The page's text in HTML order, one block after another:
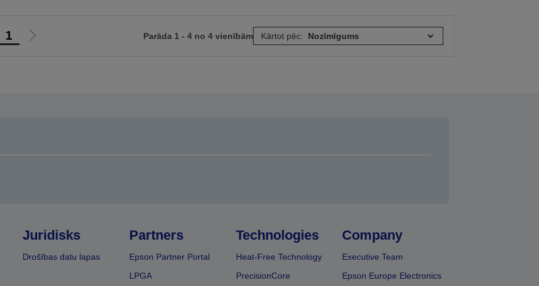
1
Iet
Parāda 1 - 4 no 4 vienībām Kārtot pēc:
Juridisks
Drošības datu lapas
Partners
Epson Partner Portal
LPGA
Technologies
Heat-Free Technology
PrecisionCore
Company
Executive Team
Epson Europe Electronics